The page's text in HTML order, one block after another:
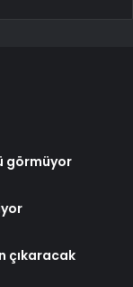
görmüyor
çıkaracak